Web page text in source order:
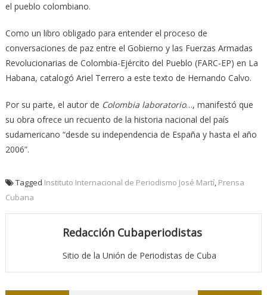
el pueblo colombiano.
Como un libro obligado para entender el proceso de
conversaciones de paz entre el Gobierno y las Fuerzas Ar­madas
Revolucionarias de Colombia-Ejér­cito del Pueblo (FARC-EP) en La
Habana, catalogó Ariel Terrero a este texto de Hernando Calvo.
Por su parte, el autor de Colombia laboratorio…, manifestó que
su obra ofrece un recuento de la historia nacional del país
sudamericano “desde su independencia de España y hasta el año
2006”.
Tagged Instituto Internacional de Periodismo José Martí, Prensa
Cubana
Redacción Cubaperiodistas
Sitio de la Unión de Periodistas de Cuba